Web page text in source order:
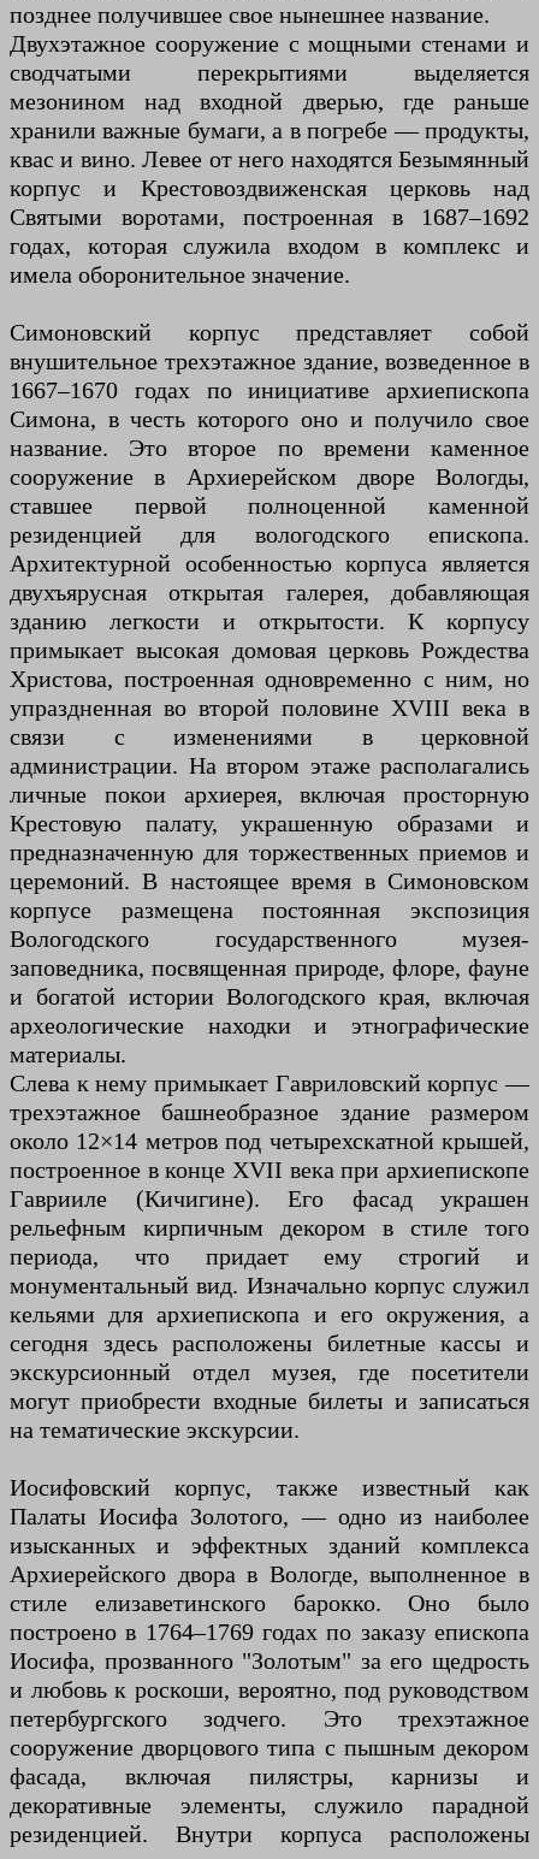
позднее получившее свое нынешнее название.
Двухэтажное сооружение с мощными стенами и
сводчатыми перекрытиями выделяется
мезонином над входной дверью, где раньше
хранили важные бумаги, а в погребе — продукты,
квас и вино. Левее от него находятся Безымянный
корпус и Крестовоздвиженская церковь над
Святыми воротами, построенная в 1687–1692
годах, которая служила входом в комплекс и
имела оборонительное значение.
Симоновский корпус представляет собой
внушительное трехэтажное здание, возведенное в
1667–1670 годах по инициативе архиепископа
Симона, в честь которого оно и получило свое
название. Это второе по времени каменное
сооружение в Архиерейском дворе Вологды,
ставшее первой полноценной каменной
резиденцией для вологодского епископа.
Архитектурной особенностью корпуса является
двухъярусная открытая галерея, добавляющая
зданию легкости и открытости. К корпусу
примыкает высокая домовая церковь Рождества
Христова, построенная одновременно с ним, но
упраздненная во второй половине XVIII века в
связи с изменениями в церковной
администрации. На втором этаже располагались
личные покои архиерея, включая просторную
Крестовую палату, украшенную образами и
предназначенную для торжественных приемов и
церемоний. В настоящее время в Симоновском
корпусе размещена постоянная экспозиция
Вологодского государственного музея-
заповедника, посвященная природе, флоре, фауне
и богатой истории Вологодского края, включая
археологические находки и этнографические
материалы.
Слева к нему примыкает Гавриловский корпус —
трехэтажное башнеобразное здание размером
около 12×14 метров под четырехскатной крышей,
построенное в конце XVII века при архиепископе
Гаврииле (Кичигине). Его фасад украшен
рельефным кирпичным декором в стиле того
периода, что придает ему строгий и
монументальный вид. Изначально корпус служил
кельями для архиепископа и его окружения, а
сегодня здесь расположены билетные кассы и
экскурсионный отдел музея, где посетители
могут приобрести входные билеты и записаться
на тематические экскурсии.
Иосифовский корпус, также известный как
Палаты Иосифа Золотого, — одно из наиболее
изысканных и эффектных зданий комплекса
Архиерейского двора в Вологде, выполненное в
стиле елизаветинского барокко. Оно было
построено в 1764–1769 годах по заказу епископа
Иосифа, прозванного "Золотым" за его щедрость
и любовь к роскоши, вероятно, под руководством
петербургского зодчего. Это трехэтажное
сооружение дворцового типа с пышным декором
фасада, включая пилястры, карнизы и
декоративные элементы, служило парадной
резиденцией. Внутри корпуса расположены